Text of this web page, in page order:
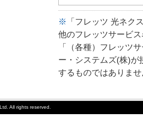
※ 「フレッツ 光ネク
他のフレッツサービ
「（各種）フレッツ
ー・システムズ(株)が
するものではありま
All rights reserved.